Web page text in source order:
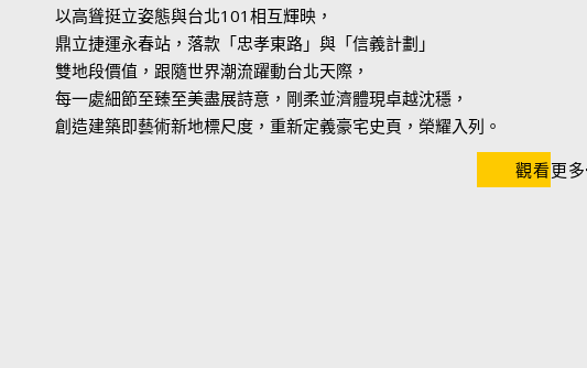
以高聳挺立姿態與台北101相互輝映，
鼎立捷運永春站，落款「忠孝東路」與「信義計劃」
雙地段價值，跟隨世界潮流躍動台北天際，
每一處細節至臻至美盡展詩意，剛柔並濟體現卓越沈穩，
創造建築即藝術新地標尺度，重新定義豪宅史頁，榮耀入列。
觀看更多